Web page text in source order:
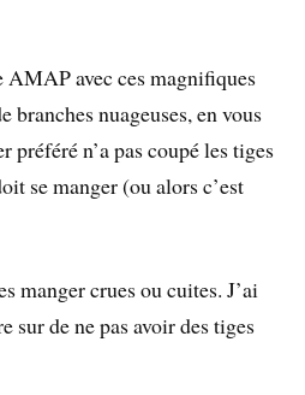
AMAP avec ces magnifiques
branches nuageuses, en vous
préféré n’a pas coupé les tiges
se manger (ou alors c’est
manger crues ou cuites. J’ai
sur de ne pas avoir des tiges